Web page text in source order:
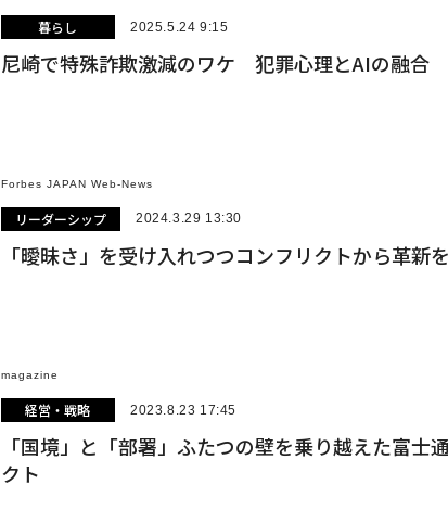
暮らし 2025.5.24 9:15
尼崎で特殊詐欺激減のワケ 犯罪心理とAIの融合
Forbes JAPAN Web-News
リーダーシップ 2024.3.29 13:30
「曖昧さ」を受け入れつつコンフリクトから革新
magazine
経営・戦略 2023.8.23 17:45
「国境」と「部署」ふたつの壁を乗り越えた富士
クト